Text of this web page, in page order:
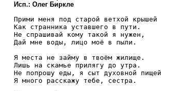
Исп.: Олег Биркле
Прими меня под старой ветхой крышей
Как странника уставшего в пути.
Не спрашивай кому такой я нужен,
Дай мне воды, лицо моё в пыли.
Я места не займу в твоём жилище.
Лишь на скамье прилягу до утра.
Не попрошу еды, я сыт духовной пищей
Я много расскажу тебе, сестра.